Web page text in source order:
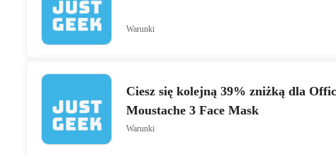
Warunki
Ciesz się kolejną 39% zniżką dla
Moustache 3 Face Mask
Warunki